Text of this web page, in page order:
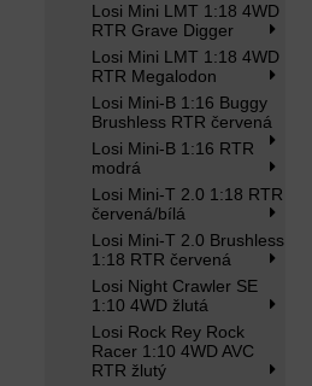
Losi Mini LMT 1:18 4WD
RTR Grave Digger
Losi Mini LMT 1:18 4WD
RTR Megalodon
Losi Mini-B 1:16 Buggy
Brushless RTR červená
Losi Mini-B 1:16 RTR
modrá
Losi Mini-T 2.0 1:18 RTR
červená/bílá
Losi Mini-T 2.0 Brushless
1:18 RTR červená
Losi Night Crawler SE
1:10 4WD žlutá
Losi Rock Rey Rock
Racer 1:10 4WD AVC
RTR žlutý